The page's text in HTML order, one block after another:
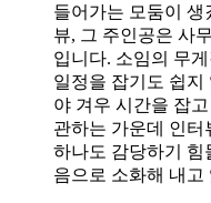
들어가는 모둠이 생
뷰, 그 주인공은 사
입니다. 소임의 무
일정을 잡기도 쉽지
야 겨우 시간을 잡
관하는 가운데 인터
하나도 감당하기 힘
음으로 소화해 내고